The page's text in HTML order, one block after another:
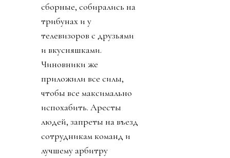
сборные, собирались на
трибунах и у
телевизоров с друзьями
и вкусняшками.
Чиновники же
приложили все силы,
чтобы все максимально
испохабить. Аресты
людей, запреты на въезд
сотрудникам команд и
лучшему арбитру